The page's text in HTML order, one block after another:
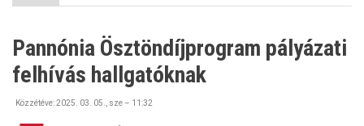
Ösztöndíjprogram
munkatársaknak)
Pannónia Ösztöndíjprogram pályázati
felhívás hallgatóknak
Közzétéve:2025. 03. 05., sze – 11:32